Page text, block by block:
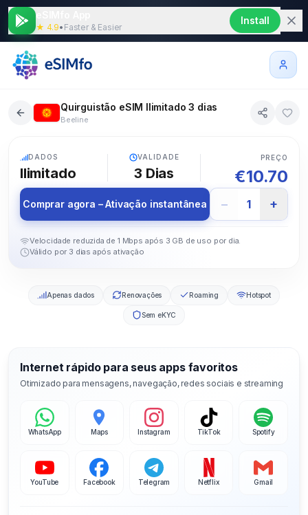
★ 4.9• Faster & Easier
Install
Quirguistão eSIM Ilimitado 3 dias
Beeline
DADOS
Ilimitado
VALIDADE
3 Dias
PREÇO
€10.70
Comprar agora – Ativação instantânea − 1 +
Velocidade reduzida de 1 Mbps após 3 GB de uso por dia.
Válido por 3 dias após ativação
Apenas dados Renovações Roaming Hotspot
Sem eKYC
Internet rápido para seus apps favoritos
Otimizado para mensagens, navegação, redes sociais e streaming
WhatsApp Maps Instagram TikTok Spotify
YouTube Facebook Telegram Netflix Gmail